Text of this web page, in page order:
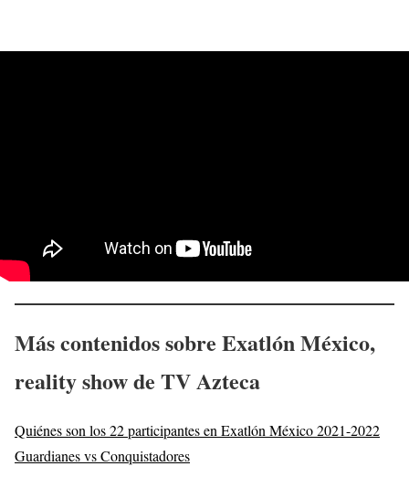
Más contenidos sobre Exatlón México,
reality show de TV Azteca
Quiénes son los 22 participantes en Exatlón México 2021-2022
Guardianes vs Conquistadores